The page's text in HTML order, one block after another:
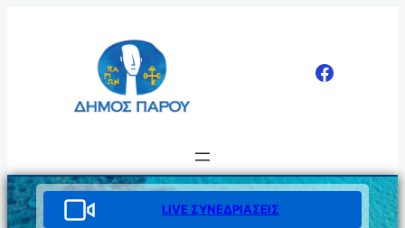
LIVE ΣΥΝΕΔΡΙΑΣΕΙΣ